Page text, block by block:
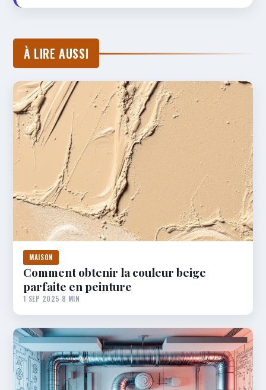
À LIRE AUSSI
MAISON
Comment obtenir la couleur beige
parfaite en peinture
1 SEP 2025·8 MIN